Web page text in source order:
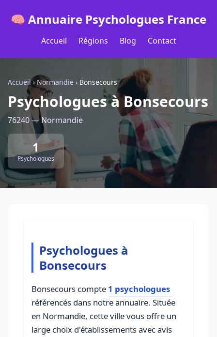
🧠 Annuaire Psychologues France
Accueil Régions Blog Contact
Accueil› Normandie › Bonsecours
Psychologues à Bonsecours
76240 — Normandie
1
Psychologues
Psychologues à
Bonsecours
Bonsecours compte 1 psychologues
référencés dans notre annuaire. Située
en Normandie, cette ville vous offre un
large choix d'établissements avec avis